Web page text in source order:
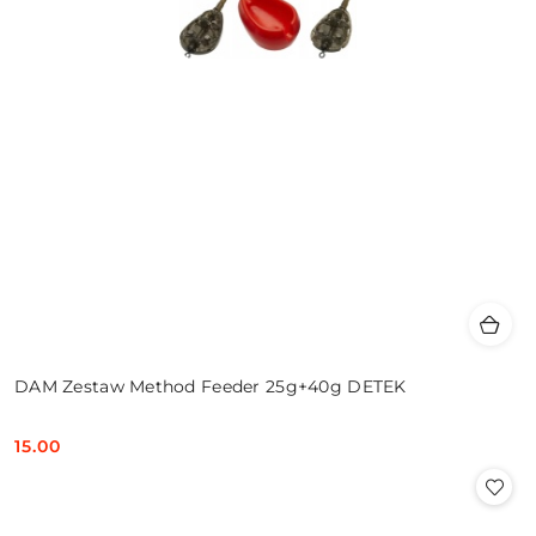
DAM Zestaw Method Feeder 25g+40g DETEK
Cena:
15.00